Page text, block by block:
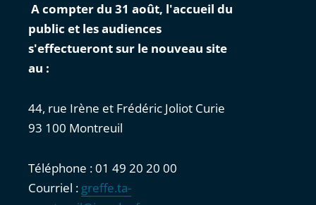
A compter du 31 août, l'accueil du
public et les audiences
s'effectueront sur le nouveau site
au :
44, rue Irène et Frédéric Joliot Curie
93 100 Montreuil
Téléphone : 01 49 20 20 00
Courriel : greffe.ta-